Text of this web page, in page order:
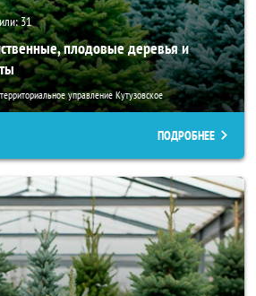
31
плодовые деревья и
управление Кутузовское
ПОДРОБНЕЕ